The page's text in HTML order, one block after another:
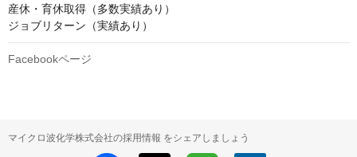
産休・育休取得（多数実績あり）
ジョブリターン（実績あり）
Facebookページ
マイクロ波化学株式会社の採用情報 をシェアしましょう